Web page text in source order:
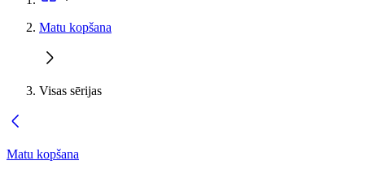
Matu kopšana
Visas sērijas
Matu kopšana